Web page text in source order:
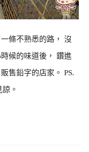
條不熟悉的路， 沒
候的味道後， 鑽進
售鉛字的店家。 PS.
諒。